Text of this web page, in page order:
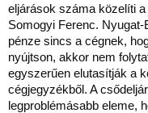
eljárások száma közelíti
Somogyi Ferenc. Nyugat-
pénze sincs a cégnek,
nyújtson, akkor nem
egyszerűen elutasítják a
cégjegyzékből. A
legproblémásabb eleme,